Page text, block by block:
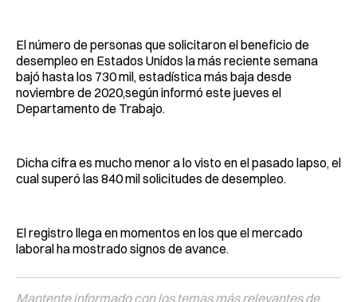
El número de personas que solicitaron el beneficio de
desempleo en Estados Unidos la más reciente semana
bajó hasta los 730 mil, estadística más baja desde
noviembre de 2020,según informó este jueves el
Departamento de Trabajo.
Dicha cifra es mucho menor a lo visto en el pasado lapso, el
cual superó las 840 mil solicitudes de desempleo.
El registro llega en momentos en los que el mercado
laboral ha mostrado signos de avance.
Mantente informado con los temas más relevantes de